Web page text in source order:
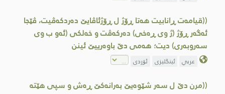
((قیامه‌ت ڕانابیت هه‌تا ڕۆژ ل ڕۆژئاڤایێ ده‌ردكه‌ڤیت، ڤێجا
ئه‌گه‌ر ڕۆژ (ژ وی ڕه‌خی) ده‌ركه‌ڤت و خه‌لكی (ئه‌و ب وی
سه‌روبه‌ری) دیت؛ هه‌می دێ باوه‌رییێ ئینن
عربي ئینگلیزی ئۆردی
((مرن دێ ل سه‌ر شێوه‌یێ به‌رانه‌كێ ڕه‌ش و سپی هێته‌